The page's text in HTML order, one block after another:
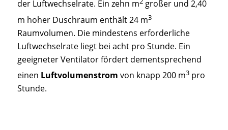
der Luftwechselrate. Ein zehn m großer und 2,40
m hoher Duschraum enthält 24 m3
Raumvolumen. Die mindestens erforderliche
Luftwechselrate liegt bei acht pro Stunde. Ein
geeigneter Ventilator fördert dementsprechend
einen Luftvolumenstrom von knapp 200 m3pro
Stunde.